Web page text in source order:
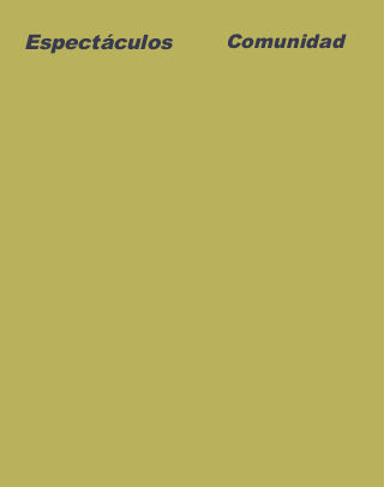
Espectáculos Comunidad